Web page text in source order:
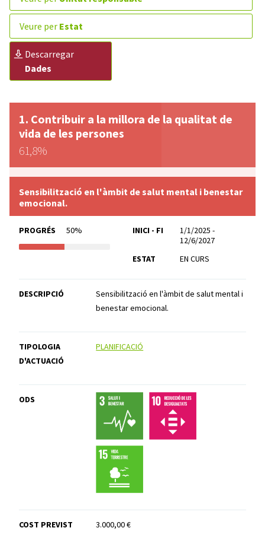
veure per Estat
descarregar
Dades
Contribuir a la millora de la qualitat de
vida de les persones
61,8%
Sensibilització en l'àmbit de salut mental i benestar
emocional.
PROGRÉS 50% INICI - FI
1/1/2025 -
12/6/2027
ESTAT
EN CURS
DESCRIPCIÓ
Sensibilització en l'àmbit de salut mental i
benestar emocional.
TIPOLOGIA
D'ACTUACIÓ
PLANIFICACIÓ
ODS
COST PREVIST 3.000,00 €